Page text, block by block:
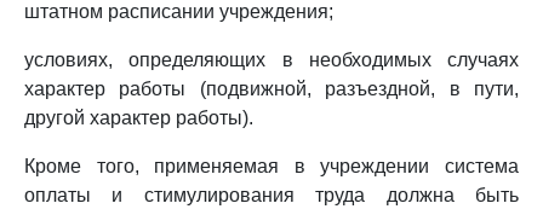
штатном расписании учреждения;
условиях, определяющих в необходимых случаях
характер работы (подвижной, разъездной, в пути,
другой характер работы).
Кроме того, применяемая в учреждении система
оплаты и стимулирования труда должна быть